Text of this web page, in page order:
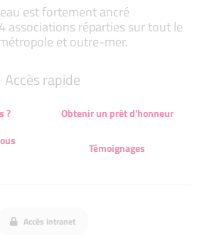
est fortement ancré
associations réparties sur tout le
et outre-mer.
Accès rapide
?
Obtenir un prêt d'honneur
Témoignages
Accès intranet